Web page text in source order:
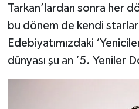
Tarkan’lardan sonra her
bu dönem de kendi
Edebiyatımızdaki
dünyası şu an ‘5. Yeniler